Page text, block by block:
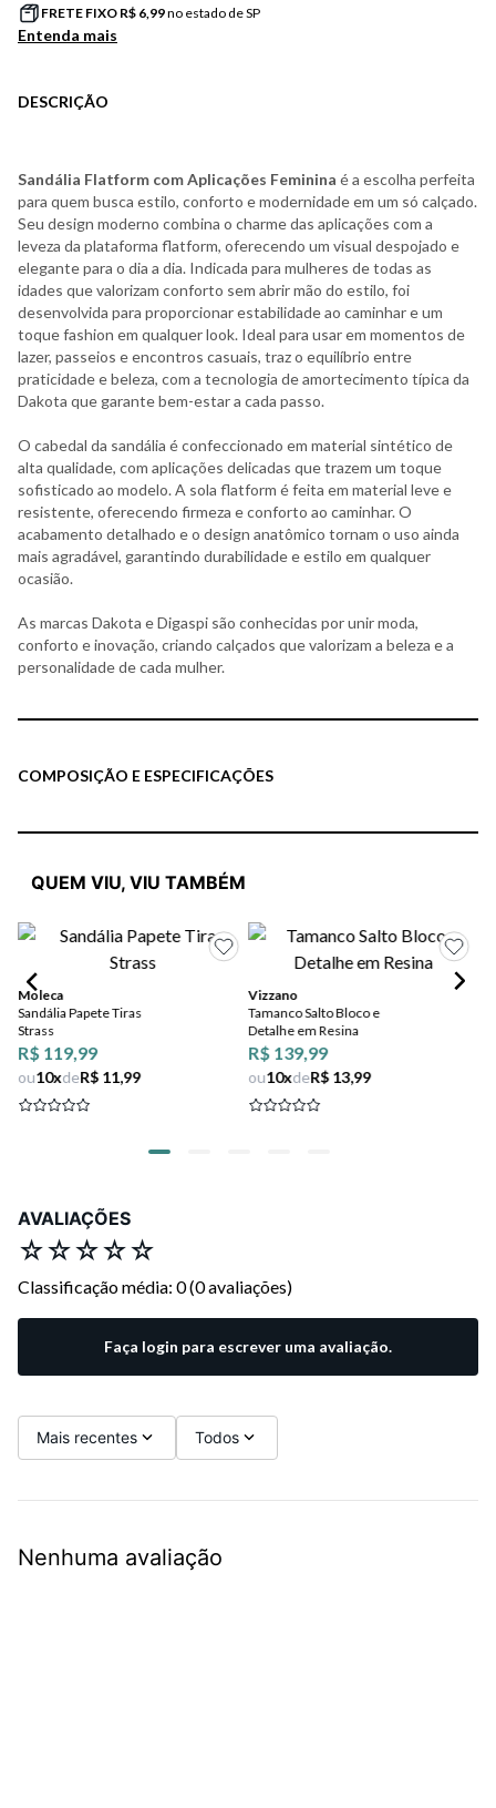
FRETE FIXO R$ 6,99no estado de SP
Entenda mais
DESCRIÇÃO
Sandália Flatform com Aplicações Feminina é a escolha perfeita
para quem busca estilo, conforto e modernidade em um só calçado.
Seu design moderno combina o charme das aplicações com a
leveza da plataforma flatform, oferecendo um visual despojado e
elegante para o dia a dia. Indicada para mulheres de todas as
idades que valorizam conforto sem abrir mão do estilo, foi
desenvolvida para proporcionar estabilidade ao caminhar e um
toque fashion em qualquer look. Ideal para usar em momentos de
lazer, passeios e encontros casuais, traz o equilíbrio entre
praticidade e beleza, com a tecnologia de amortecimento típica da
Dakota que garante bem-estar a cada passo.
O cabedal da sandália é confeccionado em material sintético de
alta qualidade, com aplicações delicadas que trazem um toque
sofisticado ao modelo. A sola flatform é feita em material leve e
resistente, oferecendo firmeza e conforto ao caminhar. O
acabamento detalhado e o design anatômico tornam o uso ainda
mais agradável, garantindo durabilidade e estilo em qualquer
ocasião.
As marcas Dakota e Digaspi são conhecidas por unir moda,
conforto e inovação, criando calçados que valorizam a beleza e a
personalidade de cada mulher.
COMPOSIÇÃO E ESPECIFICAÇÕES
QUEM VIU, VIU TAMBÉM
Moleca
Sandália Papete Tiras
Strass
R$ 119,99
ou10xdeR$ 11,99
Vizzano
Tamanco Salto Bloco e
Detalhe em Resina
R$ 139,99
ou10xdeR$ 13,99
AVALIAÇÕES
☆☆☆☆☆
Classificação média: 0(0 avaliações)
Faça login para escrever uma avaliação.
Mais recentes Todos
Nenhuma avaliação